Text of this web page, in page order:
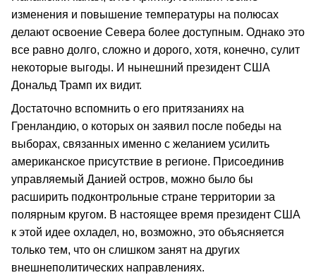
изменения и повышение температуры на полюсах
делают освоение Севера более доступным. Однако это
все равно долго, сложно и дорого, хотя, конечно, сулит
некоторые выгоды. И нынешний президент США
Дональд Трамп их видит.
Достаточно вспомнить о его притязаниях на
Гренландию, о которых он заявил после победы на
выборах, связанных именно с желанием усилить
американское присутствие в регионе. Присоединив
управляемый Данией остров, можно было бы
расширить подконтрольные стране территории за
полярным кругом. В настоящее время президент США
к этой идее охладел, но, возможно, это объясняется
только тем, что он слишком занят на других
внешнеполитических направлениях.